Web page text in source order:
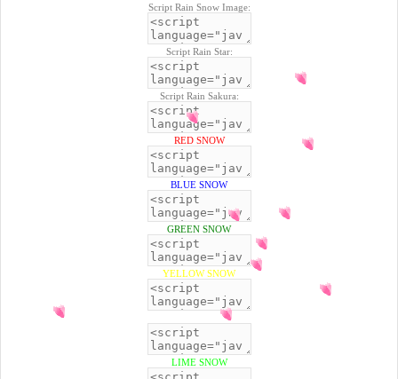
Script Rain Snow Image:
Script Rain Star:
Script Rain Sakura:
RED SNOW
BLUE SNOW
GREEN SNOW
YELLOW SNOW
BLACK SNOW
LIME SNOW